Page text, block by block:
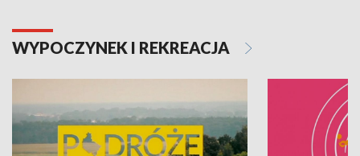
WYPOCZYNEK I REKREACJA